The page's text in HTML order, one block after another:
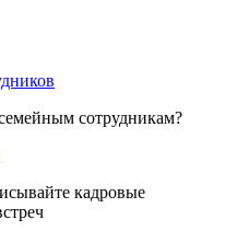
сотрудникам?
кадровые